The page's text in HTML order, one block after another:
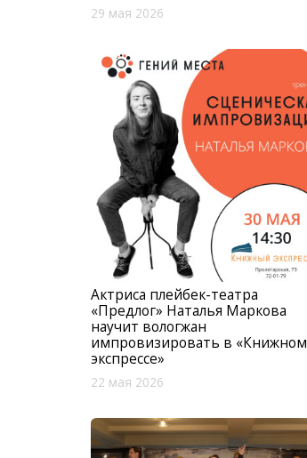
29 мая 2026
Актриса плейбек-театра
«Предлог» Наталья Маркова
научит вологжан
импровизировать в «Книжном
экспрессе»
22 мая 2026